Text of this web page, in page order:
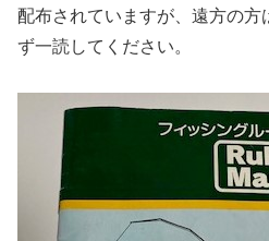
配布されていますが、遠方の
ず一読してください。